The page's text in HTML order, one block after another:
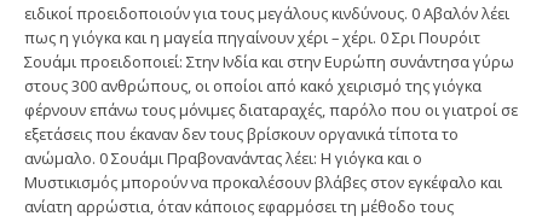
ειδικοί προειδοποιούν για τους μεγάλους κινδύνους. 0 Αβαλόν λέει
πως η γιόγκα και η μαγεία πηγαίνουν χέρι – χέρι. 0 Σρι Πουρόιτ
Σουάμι προειδοποιεί: Στην Ινδία και στην Ευρώπη συνάντησα γύρω
στους 300 ανθρώπους, οι οποίοι από κακό χειρισμό της γιόγκα
φέρνουν επάνω τους μόνιμες διαταραχές, παρόλο που οι γιατροί σε
εξετάσεις που έκαναν δεν τους βρίσκουν οργανικά τίποτα το
ανώμαλο. 0 Σουάμι Πραβονανάντας λέει: Η γιόγκα και ο
Μυστικισμός μπορούν να προκαλέσουν βλάβες στον εγκέφαλο και
ανίατη αρρώστια, όταν κάποιος εφαρμόσει τη μέθοδο τους